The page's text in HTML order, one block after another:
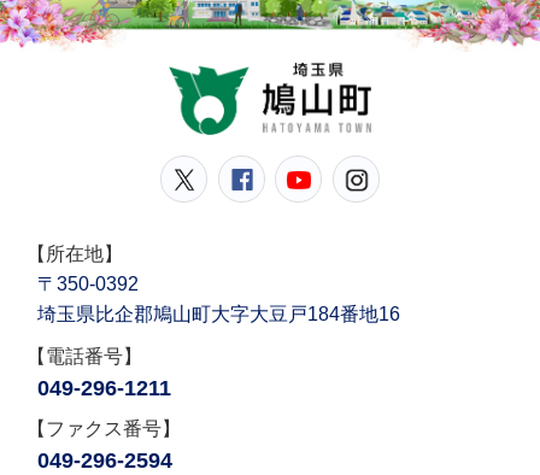
鳩山町公式Twitter
鳩山町公式Facebook
鳩山町公式
【所在地】
〒350-0392
埼玉県比企郡鳩山町大字大豆戸184番地16
【電話番号】
049-296-1211
【ファクス番号】
049-296-2594